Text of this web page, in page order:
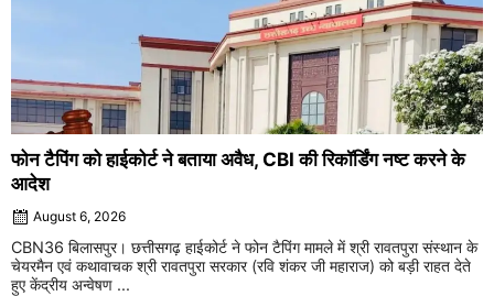
फोन टैपिंग को हाईकोर्ट ने बताया अवैध, CBI की रिकॉर्डिंग नष्ट करने के
आदेश
August 6, 2026
CBN36 बिलासपुर। छत्तीसगढ़ हाईकोर्ट ने फोन टैपिंग मामले में श्री रावतपुरा संस्थान के
चेयरमैन एवं कथावाचक श्री रावतपुरा सरकार (रवि शंकर जी महाराज) को बड़ी राहत देते
हुए केंद्रीय अन्वेषण ...